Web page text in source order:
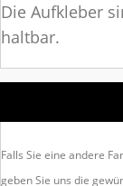
Die Aufkleber
haltbar.
Falls Sie eine andere
geben Sie uns die